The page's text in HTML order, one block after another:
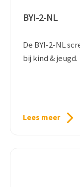
BYI-2-NL
De BYI-2-NL
bij kind & jeugd.
Lees meer